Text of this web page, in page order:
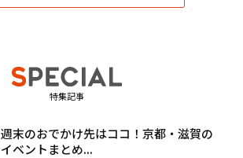
特集記事
週末のおでかけ先はココ！京都・滋賀の
イベントまとめ...